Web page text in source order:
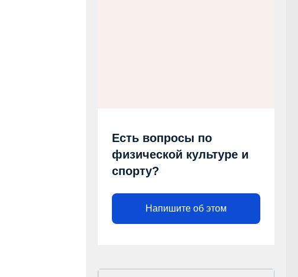
Есть вопросы по
физической культуре и
спорту?
Напишите об этом